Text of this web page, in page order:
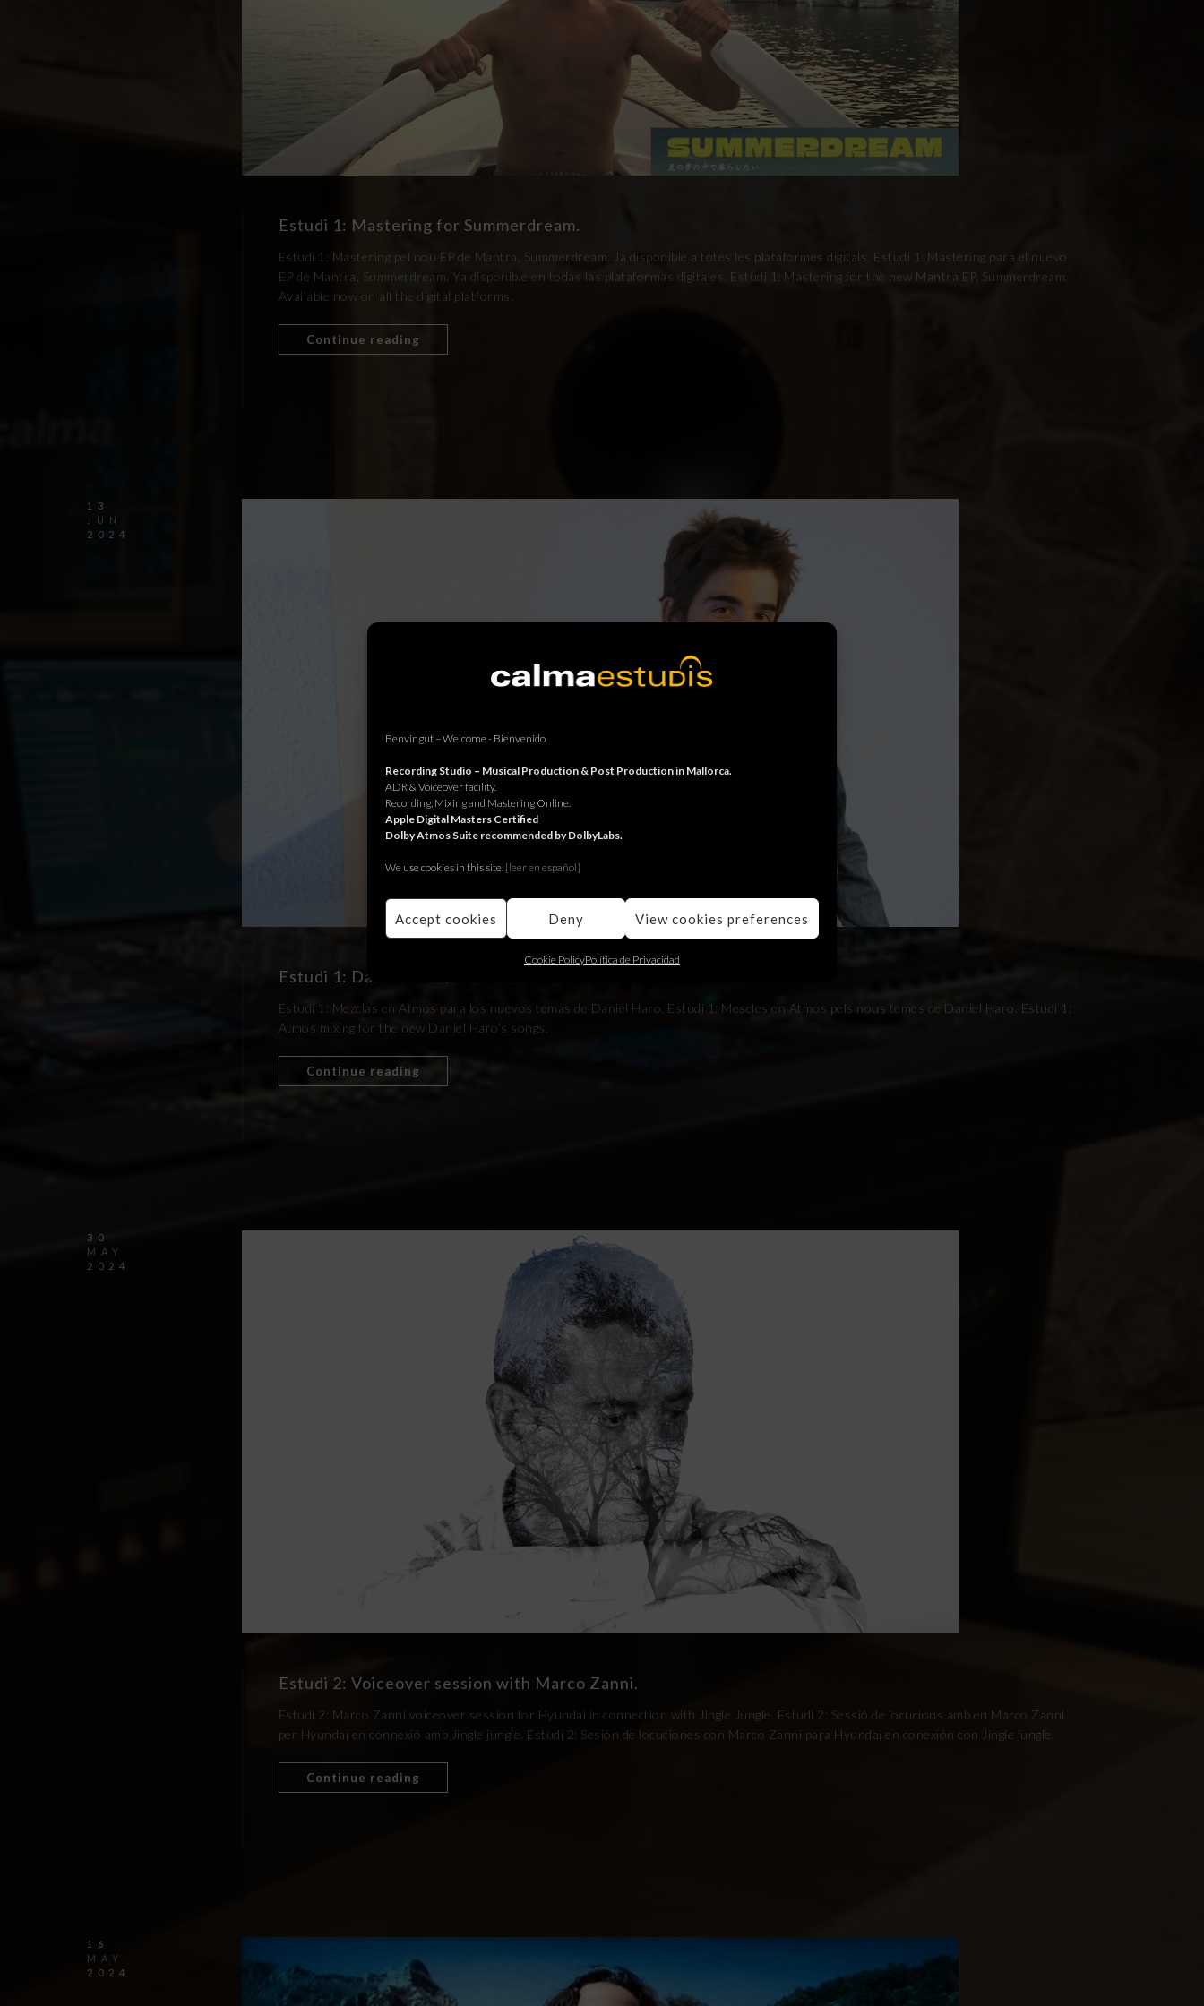
Benvingut – Welcome - Bienvenido
Recording Studio – Musical Production & Post Production in Mallorca.
ADR & Voiceover facility.
Recording, Mixing and Mastering Online.
Apple Digital Masters Certified
Dolby Atmos Suite recommended by DolbyLabs.
We use cookies in this site. [leer en español]
Accept cookies Deny View cookies preferences
Cookie PolicyPolítica de Privacidad
Estudi 1: Mastering for Summerdream.
Estudi 1: Mastering pel nou EP de Mantra, Summerdream. Ja disponible a totes les plataformes digitals. Estudi 1: Mastering para el nuevo
EP de Mantra, Summerdream. Ya disponible en todas las plataformas digitales. Estudi 1: Mastering for the new Mantra EP, Summerdream.
Available now on all the digital platforms.
Continue reading
13
JUN
2024
Estudi 1: Daniel Haro, mezclas en Atmos.
Estudi 1: Mezclas en Atmos para los nuevos temas de Daniel Haro. Estudi 1: Mescles en Atmos pels nous temes de Daniel Haro. Estudi 1:
Atmos mixing for the new Daniel Haro’s songs.
Continue reading
30
MAY
2024
Estudi 2: Voiceover session with Marco Zanni.
Estudi 2: Marco Zanni voiceover session for Hyundai in connection with Jingle Jungle. Estudi 2: Sessió de locucions amb en Marco Zanni
per Hyundai en connexió amb Jingle jungle. Estudi 2: Sesión de locuciones con Marco Zanni para Hyundai en conexión con Jingle jungle.
Continue reading
16
MAY
2024